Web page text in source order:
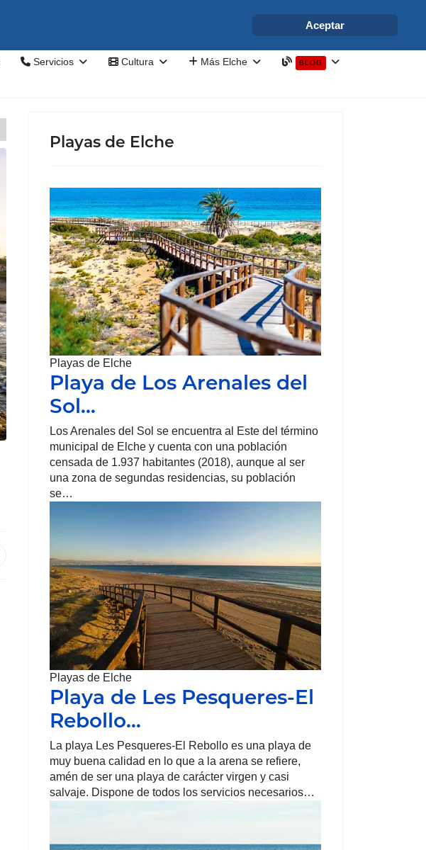
info@elchesemueve.com
Servicios Cultura Más Elche BLOG
Playas de Elche
Playas de Elche
Playa de Los Arenales del
Sol…
Los Arenales del Sol se encuentra al Este del término
municipal de Elche y cuenta con una población
censada de 1.937 habitantes (2018), aunque al ser
una zona de segundas residencias, su población
se…
Playas de Elche
Playa de Les Pesqueres-El
Rebollo…
La playa Les Pesqueres-El Rebollo es una playa de
muy buena calidad en lo que a la arena se refiere,
amén de ser una playa de carácter virgen y casi
salvaje. Dispone de todos los servicios necesarios…
Aceptar